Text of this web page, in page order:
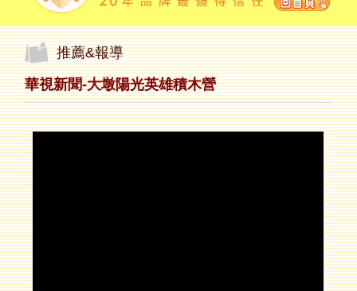
推薦&報導
華視新聞-大墩陽光英雄積木營